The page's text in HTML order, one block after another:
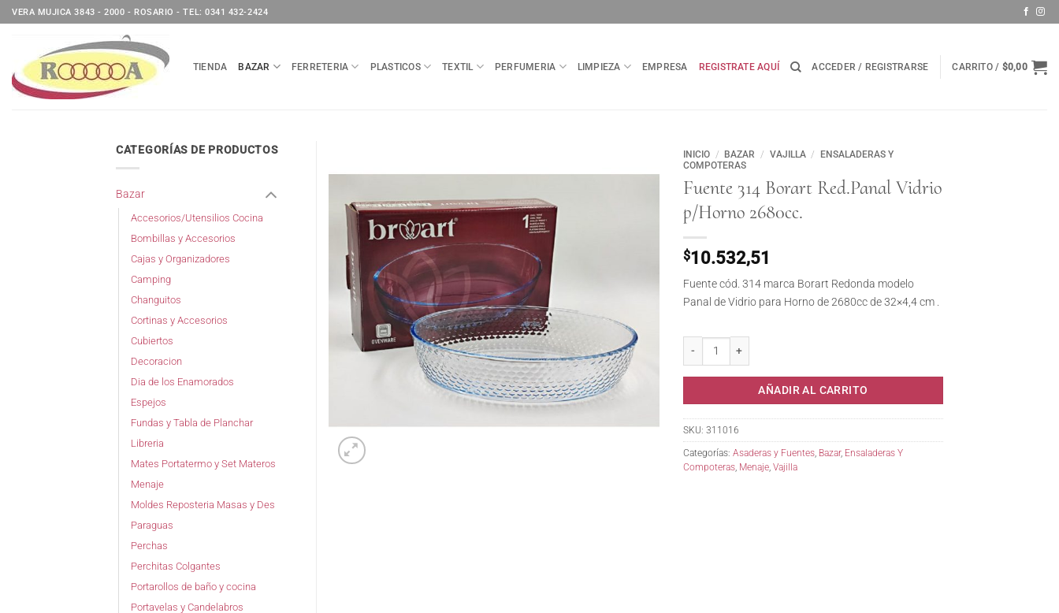
Saltar
al
VERA MUJICA 3843 - 2000 - ROSARIO - TEL: 0341 432-2424
TIENDA BAZAR FERRETERIA PLASTICOS TEXTIL PERFUMERIA LIMPIEZA EMPRESA REGISTRATE AQUÍ ACCEDER / REGISTRARSE CARRITO / $0,00
INICIO / BAZAR / VAJILLA /
ENSALADERAS Y
COMPOTERAS
Fuente 314 Borart Red.Panal Vidrio
p/Horno 2680cc.
$10.532,51
Fuente cód. 314 marca Borart Redonda modelo
Panal de Vidrio para Horno de 2680cc de 32×4,4 cm .
AÑADIR AL CARRITO
SKU: 311016
Categorías: Asaderas y Fuentes, Bazar, Ensaladeras Y
Compoteras, Menaje, Vajilla
CATEGORÍAS DE PRODUCTOS
Bazar
Accesorios/Utensilios Cocina
Bombillas y Accesorios
Cajas y Organizadores
Camping
Changuitos
Cortinas y Accesorios
Cubiertos
Decoracion
Dia de los Enamorados
Espejos
Fundas y Tabla de Planchar
Libreria
Mates Portatermo y Set Materos
Menaje
Moldes Reposteria Masas y Des
Paraguas
Perchas
Perchitas Colgantes
Portarollos de baño y cocina
Portavelas y Candelabros